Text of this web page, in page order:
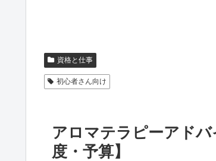
資格と仕事
初心者さん向け
アロマテラピーアド
度・予算】